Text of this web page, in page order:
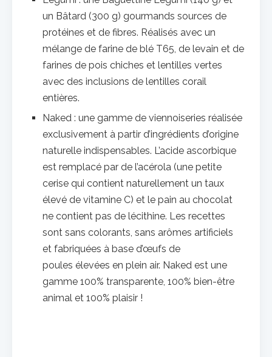
un Bâtard (300 g) gourmands sources de
protéines et de fibres. Réalisés avec un
mélange de farine de blé T65, de levain et de
farines de pois chiches et lentilles vertes
avec des inclusions de lentilles corail
entières.
Naked : une gamme de viennoiseries réalisée
exclusivement à partir d’ingrédients d’origine
naturelle indispensables. L’acide ascorbique
est remplacé par de l’acérola (une petite
cerise qui contient naturellement un taux
élevé de vitamine C) et le pain au chocolat
ne contient pas de lécithine. Les recettes
sont sans colorants, sans arômes artificiels
et fabriquées à base d’œufs de
poules élevées en plein air. Naked est une
gamme 100% transparente, 100% bien-être
animal et 100% plaisir !